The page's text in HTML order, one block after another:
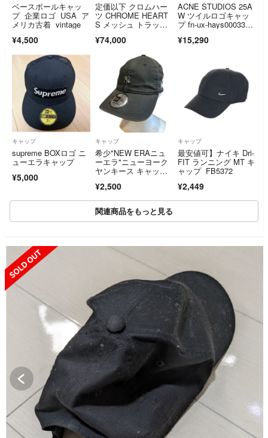
ベースボールキャッ
プ 企業ロゴ USA ア
メリカ古着 vintage
¥4,500
定価以下 クロムハー
ツ CHROME HEART
S メッシュ トラッカ
¥74,000
ACNE STUDIOS 25A
W ツイルロゴキャッ
プ fn-ux-hays00033
ロ メンズ アクネスト
¥15,290
キャップ
supreme BOXロゴ ニ
ューエラキャップ
¥5,000
キャップ
希少"NEW ERAニュ
ーエラ"ニューヨーク
ヤンキース キャップ
ューヨークヤンキー
ス キャップ ブラック
¥2,500
キャップ
最安値可】ナイキ Dri-
FIT ランニング MT キ
ャップ FB5372
¥2,449
関連商品をもっと見る